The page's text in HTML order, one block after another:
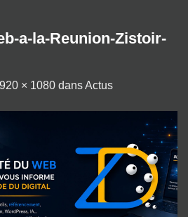
a-la-Reunion-Zistoir-
× 1080 dansActus